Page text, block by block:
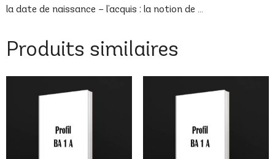
la date de naissance – l’acquis : la notion de …
Produits similaires